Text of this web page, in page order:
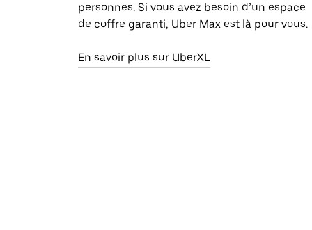
personnes. Si vous avez besoin d’un espace
de coffre garanti, Uber Max est là pour vous.
En savoir plus sur UberXL